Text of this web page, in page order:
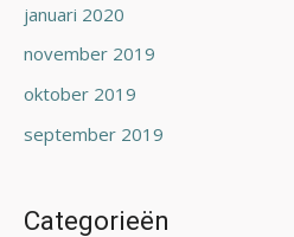
januari 2020
november 2019
oktober 2019
september 2019
Categorieën